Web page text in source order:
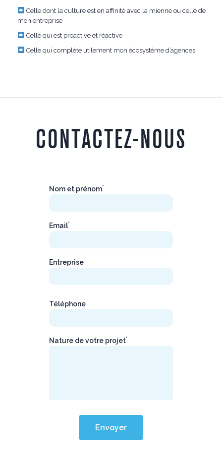
Celle dont la culture est en affinité avec la mienne ou celle de
mon entreprise
Celle qui est proactive et réactive
Celle qui complète utilement mon écosystème d’agences
CONTACTEZ-NOUS
Nom et prénom*
Email*
Entreprise
Téléphone
Nature de votre projet*
Envoyer